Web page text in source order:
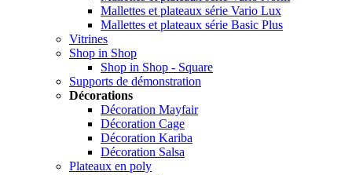
Mallettes et plateaux série Vario Lux
Mallettes et plateaux série Basic Plus
Vitrines
Shop in Shop
Shop in Shop - Square
Supports de démonstration
Décorations
Décoration Mayfair
Décoration Cage
Décoration Kariba
Décoration Salsa
Plateaux en poly